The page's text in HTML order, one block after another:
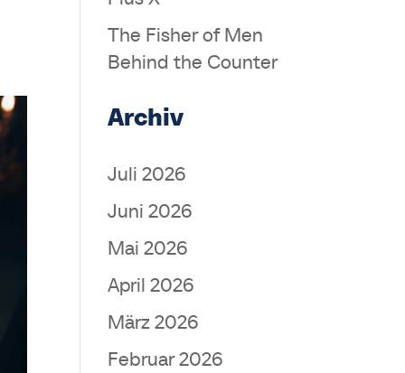
The Fisher of Men
Behind the Counter
Archiv
Juli 2026
Juni 2026
Mai 2026
April 2026
März 2026
Februar 2026